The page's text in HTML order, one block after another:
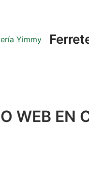
WEB EN